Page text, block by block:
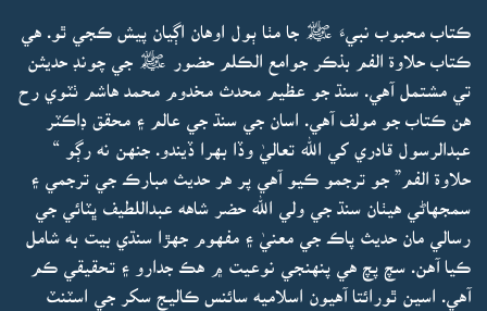
ڪتاب محبوب نبيءَ ﷺ جا مٺا ٻول اوهان اڳيان پيش ڪجي ٿو. هي
ڪتاب حلاوة الفم بذڪر جوامع الڪلم حضور ﷺ جي چونڊ حديثن
تي مشتمل آهي. سنڌ جو عظيم محدث مخدوم محمد هاشم ٺٽوي رح
هن ڪتاب جو مولف آهي. اسان جي سنڌ جي عالم ۽ محقق ڊاڪٽر
عبدالرسول قادري کي الله تعاليٰ وڏا بهرا ڏيندو. جنهن نه رڳو “
حلاوة الفم” جو ترجمو ڪيو آهي پر هر حديث مبارڪ جي ترجمي ۽
سمجهاڻي هيٺان سنڌ جي ولي الله حضر شاهه عبداللطيف ڀٽائي جي
رسالي مان حديث پاڪ جي معنيٰ ۽ مفهوم جهڙا سنڌي بيت به شامل
ڪيا آهن. سچ پچ هي پنهنجي نوعيت ۾ هڪ جدارو ۽ تحقيقي ڪم
آهي. اسين ٿورائتا آهيون اسلاميه سائنس ڪاليج سکر جي اسٽنٽ